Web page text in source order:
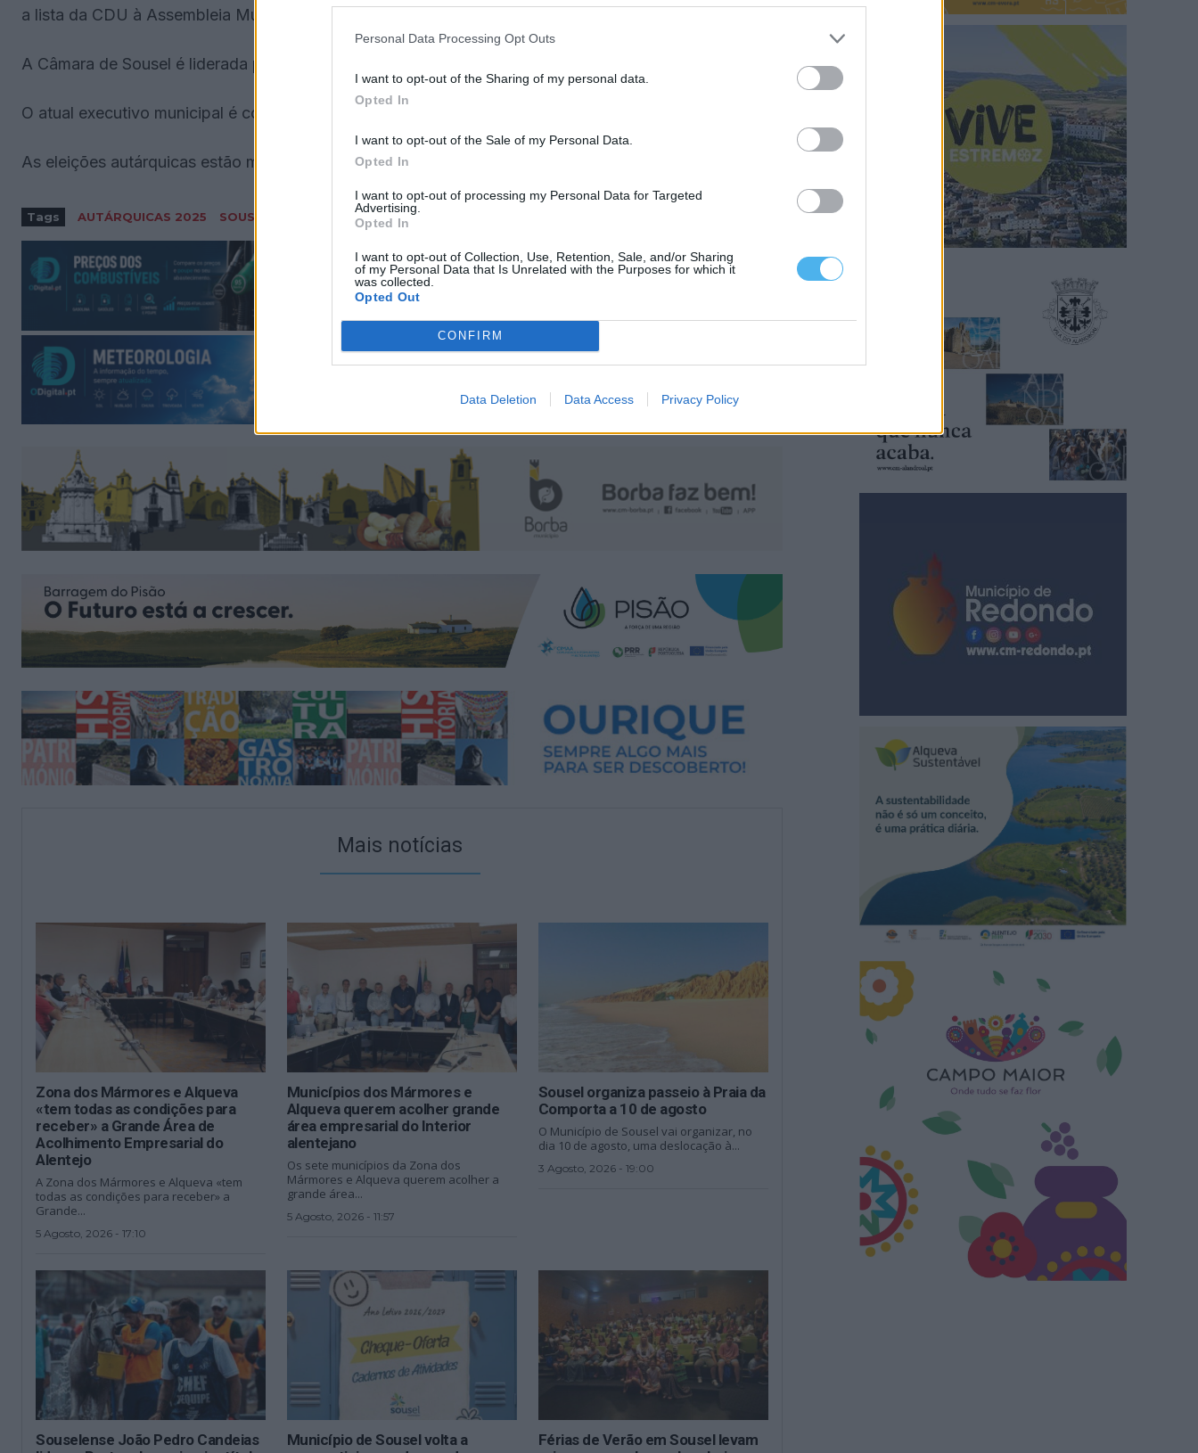
Personal Data Processing Opt Outs
I want to opt-out of the Sharing of my personal data.
Opted In
I want to opt-out of the Sale of my Personal Data.
Opted In
I want to opt-out of processing my Personal Data for Targeted
Advertising.
Opted In
I want to opt-out of Collection, Use, Retention, Sale, and/or Sharing
of my Personal Data that Is Unrelated with the Purposes for which it
was collected.
Opted Out
CONFIRM
Data Deletion Data Access Privacy Policy
a lista da CDU à Assembleia Municipal de Sousel.
A Câmara de Sousel é liderada pelo socialista Manuel Valério que está a cumprir o segundo mandato.
O atual executivo municipal é composto por quatro eleitos do PS e um do PSD.
As eleições autárquicas estão marcadas para 12 de outubro.
Tags AUTÁRQUICAS 2025 SOUSEL
Mais notícias
Zona dos Mármores e Alqueva
«tem todas as condições para
receber» a Grande Área de
Acolhimento Empresarial do
Alentejo
A Zona dos Mármores e Alqueva «tem
todas as condições para receber» a
Grande...
5 Agosto, 2026 - 17:10
Municípios dos Mármores e
Alqueva querem acolher grande
área empresarial do Interior
alentejano
Os sete municípios da Zona dos
Mármores e Alqueva querem acolher a
grande área...
5 Agosto, 2026 - 11:57
Sousel organiza passeio à Praia da
Comporta a 10 de agosto
O Município de Sousel vai organizar, no
dia 10 de agosto, uma deslocação à...
3 Agosto, 2026 - 19:00
Souselense João Pedro Candeias
Município de Sousel volta a
Férias de Verão em Sousel levam